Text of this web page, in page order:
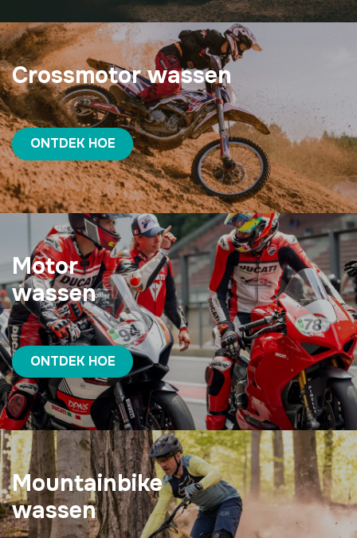
Crossmotor wassen
ONTDEK HOE
Motor
wassen
ONTDEK HOE
Mountainbike
wassen